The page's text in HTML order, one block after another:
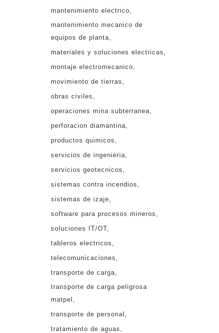
mantenimiento electrico
mantenimiento mecanico de
equipos de planta
materiales y soluciones electricas
montaje electromecanico
movimiento de tierras
obras civiles
operaciones mina subterranea
perforacion diamantina
productos quimicos
servicios de ingenieria
servicios geotecnicos
sistemas contra incendios
sistemas de izaje
software para procesos mineros
soluciones IT/OT
tableros electricos
telecomunicaciones
transporte de carga
transporte de carga peligrosa
matpel
transporte de personal
tratamiento de aguas